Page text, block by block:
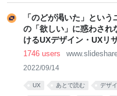
「のどが渇いた」とい
の「欲しい」に惑わされ
けるUXデザイン・UXリ
1746 users
2022/09/14
UX あとで読む デザ